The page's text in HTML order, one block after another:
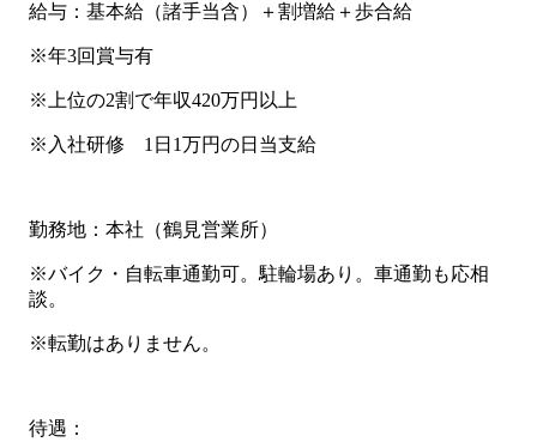
給与：基本給（諸手当含）＋割増給＋歩合給
※年3回賞与有
※上位の2割で年収420万円以上
※入社研修 1日1万円の日当支給
勤務地：本社（鶴見営業所）
※バイク・自転車通勤可。駐輪場あり。車通勤も応相
談。
※転勤はありません。
待遇：